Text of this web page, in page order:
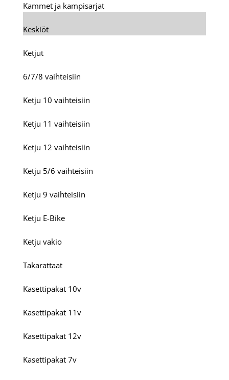
Kammet ja kampisarjat
Keskiöt
Ketjut
6/7/8 vaihteisiin
Ketju 10 vaihteisiin
Ketju 11 vaihteisiin
Ketju 12 vaihteisiin
Ketju 5/6 vaihteisiin
Ketju 9 vaihteisiin
Ketju E-Bike
Ketju vakio
Takarattaat
Kasettipakat 10v
Kasettipakat 11v
Kasettipakat 12v
Kasettipakat 7v